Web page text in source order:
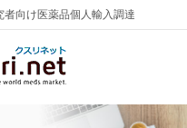
向け医薬品個人輸入調達